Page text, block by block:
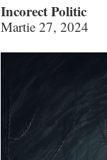
Incorect Politic
Martie 27, 2024